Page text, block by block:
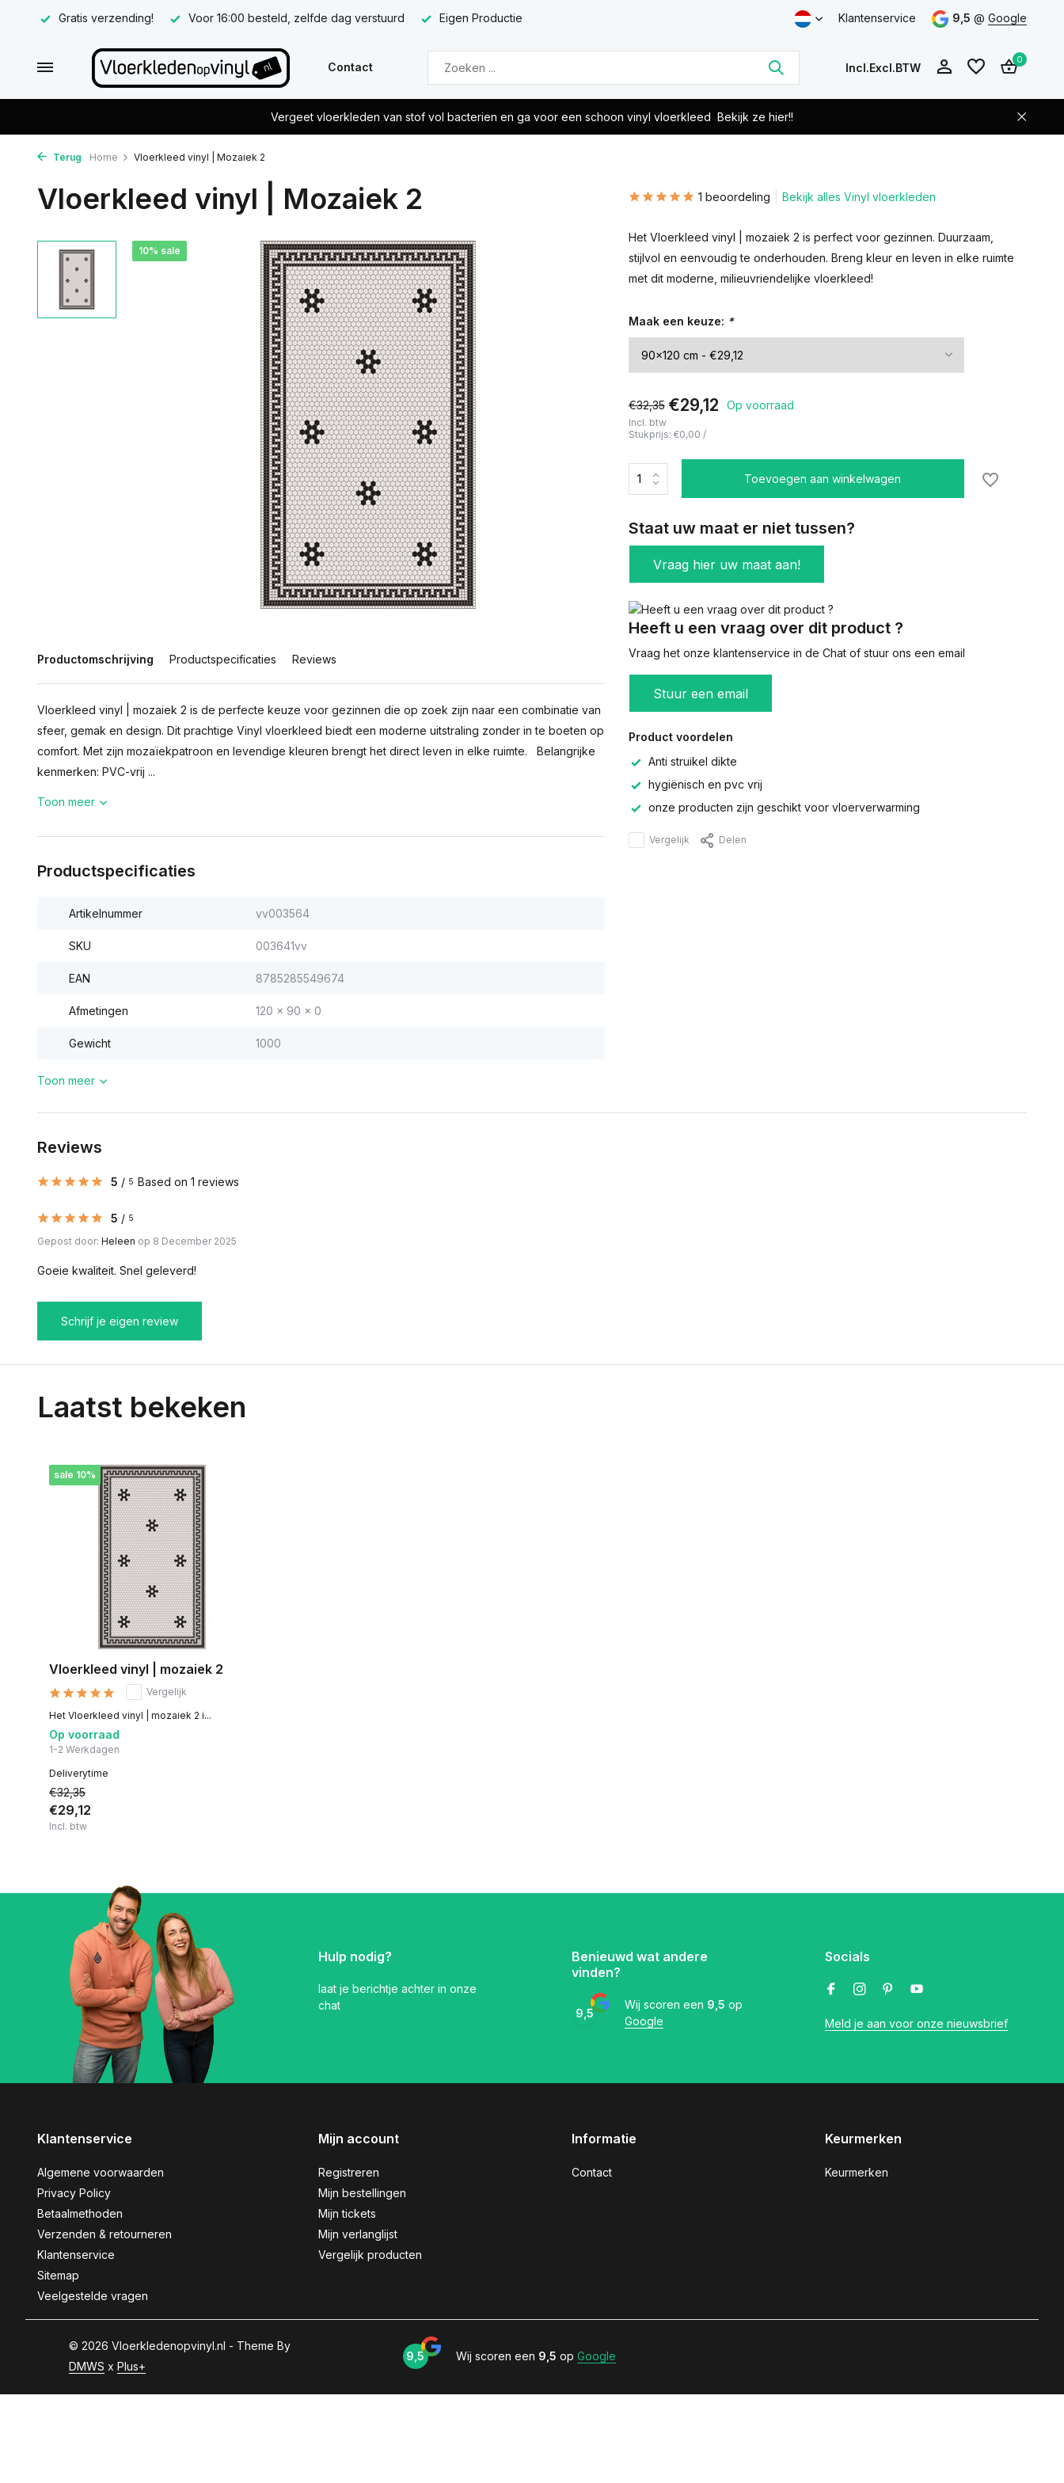
Gratis verzending! Voor 16:00 besteld, zelfde dag verstuurd Eigen Productie Klantenservice 9,5 @ Google
Contact Incl.Excl.BTW
aanmaken
Account
0
Vergeet vloerkleden van stof vol bacterien en ga voor een schoon vinyl vloerkleed Bekijk ze hier!!
Terug Home Vloerkleed vinyl | Mozaiek 2
Vloerkleed vinyl | Mozaiek 2
10% sale
Productomschrijving Productspecificaties Reviews
Vloerkleed vinyl | mozaiek 2 is de perfecte keuze voor gezinnen die op zoek zijn naar een combinatie van
sfeer, gemak en design. Dit prachtige Vinyl vloerkleed biedt een moderne uitstraling zonder in te boeten op
comfort. Met zijn mozaïekpatroon en levendige kleuren brengt het direct leven in elke ruimte. Belangrijke
kenmerken: PVC-vrij ...
Toon meer
Productspecificaties
Artikelnummer vv003564
SKU 003641vv
EAN 8785285549674
Afmetingen 120 x 90 x 0
Gewicht 1000
Toon meer
1 beoordeling Bekijk alles Vinyl vloerkleden
Het Vloerkleed vinyl | mozaiek 2 is perfect voor gezinnen. Duurzaam,
stijlvol en eenvoudig te onderhouden. Breng kleur en leven in elke ruimte
met dit moderne, milieuvriendelijke vloerkleed!
Maak een keuze: *
€32,35 €29,12 Op voorraad
Incl. btw
Stukprijs: €0,00 /
Toevoegen aan winkelwagen
Staat uw maat er niet tussen?
Vraag hier uw maat aan!
Heeft u een vraag over dit product ?
Vraag het onze klantenservice in de Chat of stuur ons een email
Stuur een email
Product voordelen
Anti struikel dikte
hygiënisch en pvc vrij
onze producten zijn geschikt voor vloerverwarming
Vergelijk Delen
Reviews
5 / 5 Based on 1 reviews
5 / 5
Gepost door: Heleen op 8 December 2025
Goeie kwaliteit. Snel geleverd!
Schrijf je eigen review
Laatst bekeken
sale 10%
Vloerkleed vinyl | mozaiek 2
Vergelijk
Het Vloerkleed vinyl | mozaiek 2 i...
Op voorraad
1-2 Werkdagen
Deliverytime
€32,35
€29,12
Incl. btw
Hulp nodig?
laat je berichtje achter in onze
chat
Benieuwd wat andere
vinden?
9,5
Wij scoren een 9,5 op
Google
Socials
Meld je aan voor onze nieuwsbrief
Klantenservice
Algemene voorwaarden
Privacy Policy
Betaalmethoden
Verzenden & retourneren
Klantenservice
Sitemap
Veelgestelde vragen
Mijn account
Registreren
Mijn bestellingen
Mijn tickets
Mijn verlanglijst
Vergelijk producten
Informatie
Contact
Keurmerken
Keurmerken
© 2026 Vloerkledenopvinyl.nl - Theme By
DMWS xPlus+
9,5 Wij scoren een 9,5 op Google